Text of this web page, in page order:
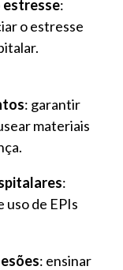
estresse:
o estresse
: garantir
materiais
:
de EPIs
: ensinar